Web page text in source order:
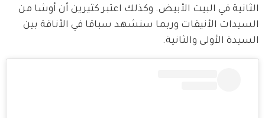
الثانية في البيت الأبيض. وكذلك اعتبر كثيرين أن أوشا من
السيدات الأنيقات وربما سنشهد سباقا في الأناقة بين
السيدة الأولى والثانية.